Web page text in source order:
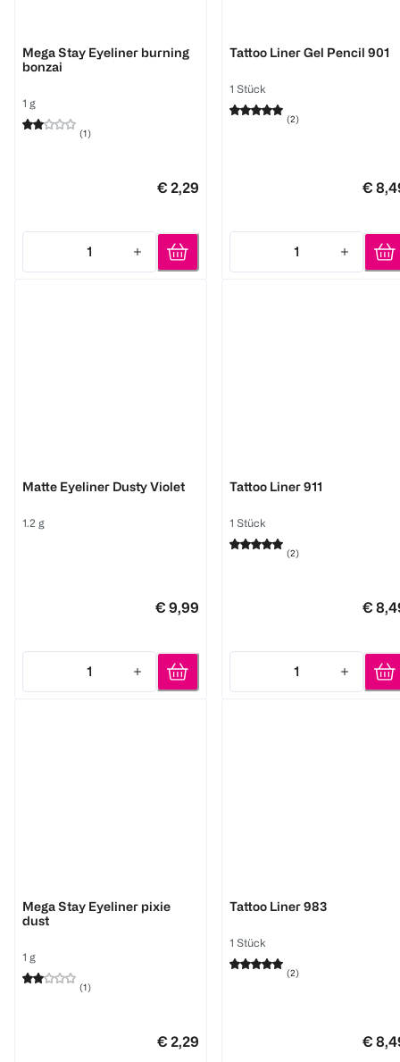
Mega Stay Eyeliner burning
bonzai
1 g
(1)
€ 2,29
1
Quantity: 1
Tattoo Liner Gel Pencil 901
1 Stück
(2)
€
1
Quantity: 1
Matte Eyeliner Dusty Violet
1.2 g
€ 9,99
1
Quantity: 1
Tattoo Liner 911
1 Stück
(2)
€
1
Quantity: 1
Mega Stay Eyeliner pixie
dust
1 g
(1)
€ 2,29
Tattoo Liner 983
1 Stück
(2)
€